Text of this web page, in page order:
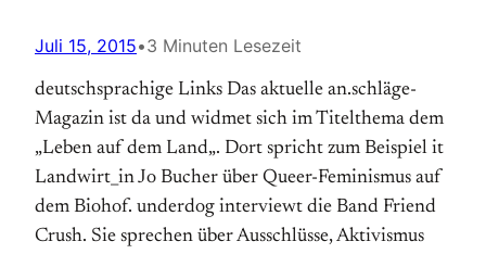
Juli 15, 2015•3 Minuten Lesezeit
deutschsprachige Links Das aktuelle an.schläge-
Magazin ist da und widmet sich im Titelthema dem
„Leben auf dem Land„. Dort spricht zum Beispiel it
Landwirt_in Jo Bucher über Queer-Feminismus auf
dem Biohof. underdog interviewt die Band Friend
Crush. Sie sprechen über Ausschlüsse, Aktivismus